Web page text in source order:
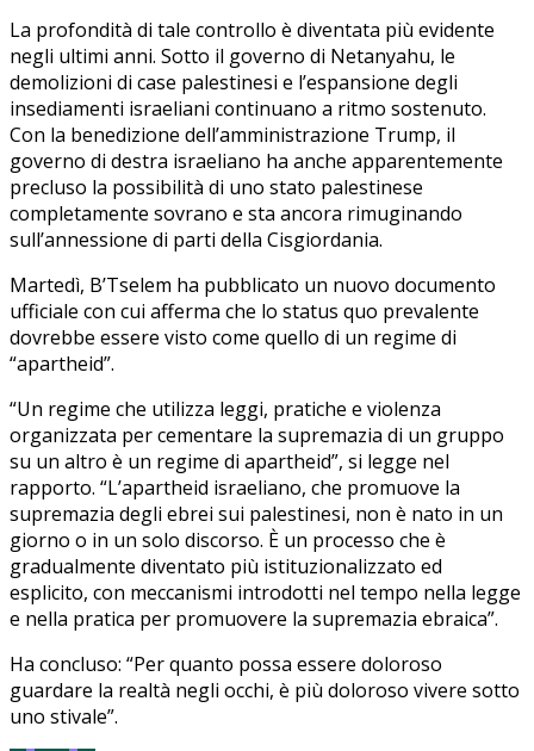
La profondità di tale controllo è diventata più evidente
negli ultimi anni. Sotto il governo di Netanyahu, le
demolizioni di case palestinesi e l’espansione degli
insediamenti israeliani continuano a ritmo sostenuto.
Con la benedizione dell’amministrazione Trump, il
governo di destra israeliano ha anche apparentemente
precluso la possibilità di uno stato palestinese
completamente sovrano e sta ancora rimuginando
sull’annessione di parti della Cisgiordania.
Martedì, B’Tselem ha pubblicato un nuovo documento
ufficiale con cui afferma che lo status quo prevalente
dovrebbe essere visto come quello di un regime di
“apartheid”.
“Un regime che utilizza leggi, pratiche e violenza
organizzata per cementare la supremazia di un gruppo
su un altro è un regime di apartheid”, si legge nel
rapporto. “L’apartheid israeliano, che promuove la
supremazia degli ebrei sui palestinesi, non è nato in un
giorno o in un solo discorso. È un processo che è
gradualmente diventato più istituzionalizzato ed
esplicito, con meccanismi introdotti nel tempo nella legge
e nella pratica per promuovere la supremazia ebraica”.
Ha concluso: “Per quanto possa essere doloroso
guardare la realtà negli occhi, è più doloroso vivere sotto
uno stivale”.